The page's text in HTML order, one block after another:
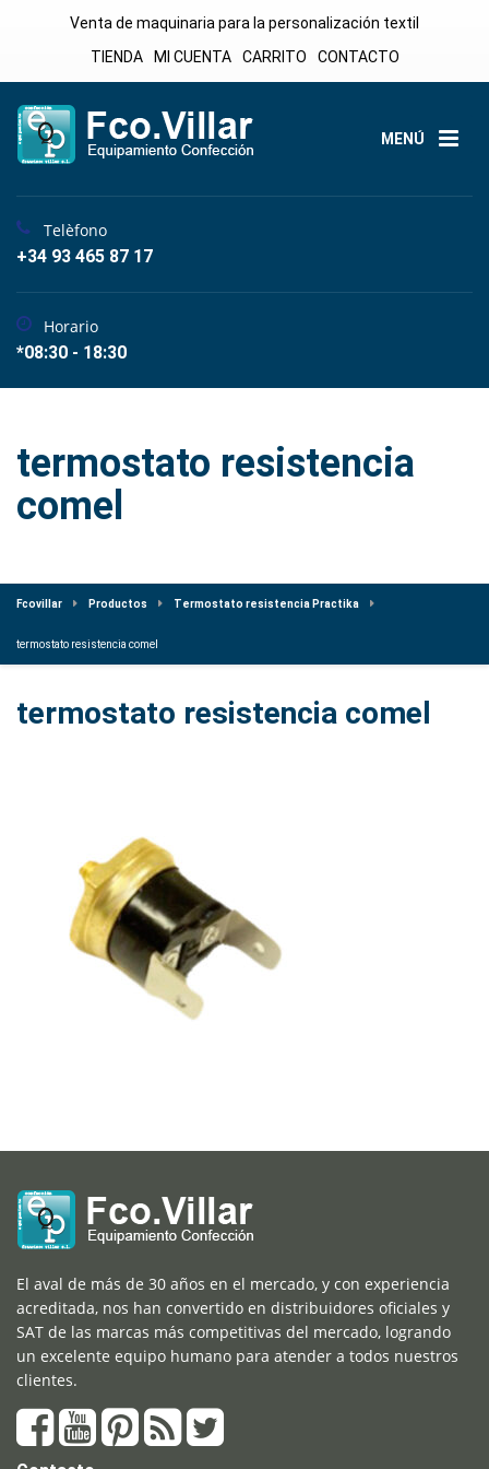
Venta de maquinaria para la personalización textil
TIENDA
MI CUENTA CARRITO CONTACTO
MENÚ
Telèfono
+34 93 465 87 17
Horario
*08:30 - 18:30
termostato resistencia
comel
Fcovillar Productos Termostato resistencia Practika
termostato resistencia comel
termostato resistencia comel
El aval de más de 30 años en el mercado, y con experiencia
acreditada, nos han convertido en distribuidores oficiales y
SAT de las marcas más competitivas del mercado, logrando
un excelente equipo humano para atender a todos nuestros
clientes.